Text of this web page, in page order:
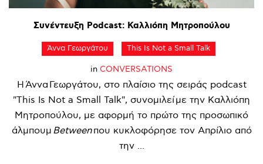
Συνέντευξη Podcast: Καλλιόπη Μητροπούλου
Άννα Γεωργάτου This Is Not a Small Talk
in CONVERSATIONS
Η Άννα Γεωργάτου, στο πλαίσιο της σειράς podcast
"This Is Not a Small Talk", συνομιλεί με την Καλλιόπη
Μητροπούλου, με αφορμή το πρώτο της προσωπικό
άλμπουμ Betweenπου κυκλοφόρησε τον Απρίλιο από
την ...